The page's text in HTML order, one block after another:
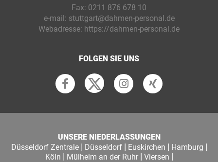
Fax: 0211 876 678 10
e-mail: stuttgart@dahmen-personal.de
Webadresse: https://dahmen-personal.de
FOLGEN SIE UNS
UNSERE NIEDERLASSUNGEN
Düsseldorf Zentrale| Düsseldorf| Euskirchen | Hamburg |
Köln | Mülheim an der Ruhr| Viersen |